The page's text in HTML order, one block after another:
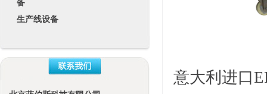
备
生产线设备
意大利进口